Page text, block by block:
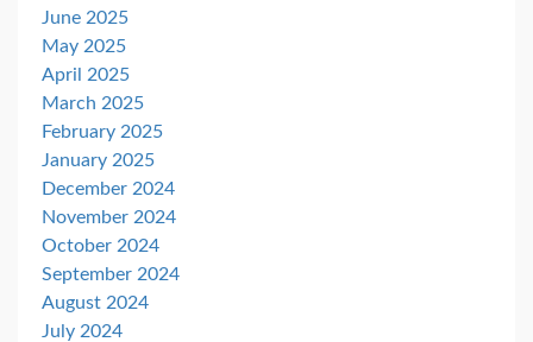
June 2025
May 2025
April 2025
March 2025
February 2025
January 2025
December 2024
November 2024
October 2024
September 2024
August 2024
July 2024